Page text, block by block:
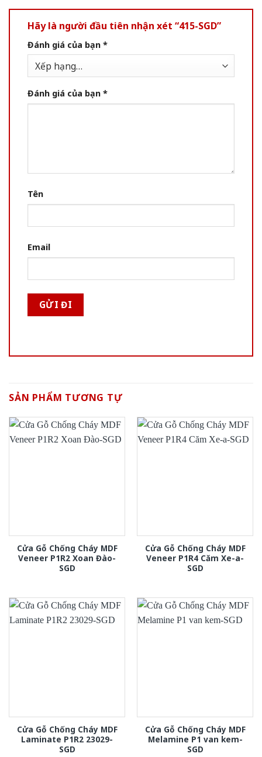
Hãy là người đầu tiên nhận xét “415-SGD”
Đánh giá của bạn *
Đánh giá của bạn *
Tên
Email
SẢN PHẨM TƯƠNG TỰ
Cửa Gỗ Chống Cháy MDF
Veneer P1R2 Xoan Đào-
SGD
Cửa Gỗ Chống Cháy MDF
Veneer P1R4 Căm Xe-a-
SGD
Cửa Gỗ Chống Cháy MDF
Laminate P1R2 23029-
SGD
Cửa Gỗ Chống Cháy MDF
Melamine P1 van kem-
SGD